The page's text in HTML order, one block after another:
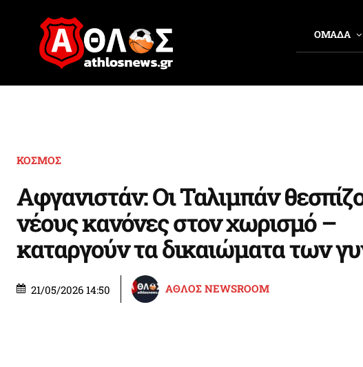
ΟΜΑΔΑ
ΚΟΣΜΟΣ
Αφγανιστάν: Οι Ταλιμπάν
νέους κανόνες στον χωρισμό –
καταργούν τα δικαιώματα των
21/05/2026 14:50 ΑΘΛΟΣ NEWSROOM